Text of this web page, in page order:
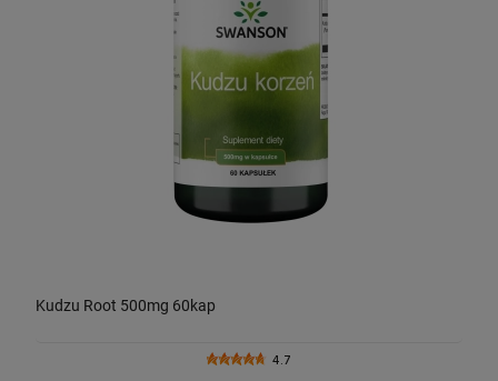
Kudzu Root 500mg 60kap
4.7